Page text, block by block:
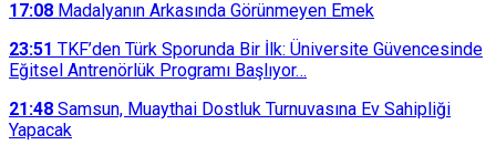
17:08 Madalyanın Arkasında Görünmeyen Emek
23:51 TKF’den Türk Sporunda Bir İlk: Üniversite Güvencesinde
Eğitsel Antrenörlük Programı Başlıyor…
21:48 Samsun, Muaythai Dostluk Turnuvasına Ev Sahipliği
Yapacak